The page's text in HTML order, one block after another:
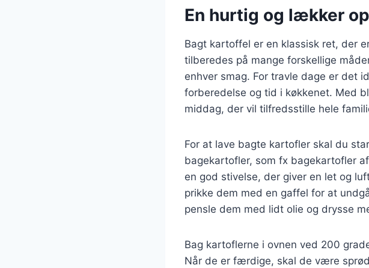
En hurtig og lækker
Bagt kartoffel er en klassisk ret, der
tilberedes på mange forskellige
enhver smag. For travle dage er det
forberedelse og tid i køkkenet. Med
middag, der vil tilfredsstille hele
For at lave bagte kartofler skal du
bagekartofler, som fx bagekartofler
en god stivelse, der giver en let og
prikke dem med en gaffel for at
pensle dem med lidt olie og drysse
Bag kartoflerne i ovnen ved 200
Når de er færdige, skal de være